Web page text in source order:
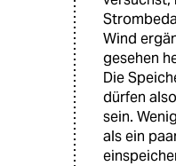
Wind
gesehen
Die
dürfen
sein.
als ein